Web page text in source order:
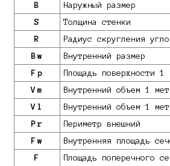
B Наружный размер
S Толщина стенки
R Радиус скругления
Bw Внутренний размер
Fp Площадь поверхности 1
Vm Внутренний объем 1
Vl Внутренний объем 1
Pr Периметр внешний
Fw Внутренняя площадь
F Площадь поперечного